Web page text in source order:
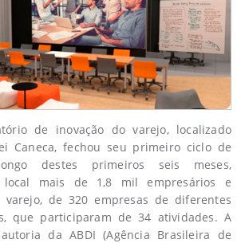
de inovação do varejo, localizado
Caneca, fechou seu primeiro ciclo de
destes primeiros seis meses,
local mais de 1,8 mil empresários e
varejo, de 320 empresas de diferentes
que participaram de 34 atividades. A
da ABDI (Agência Brasileira de